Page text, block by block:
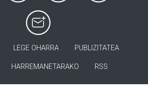
LEGE OHARRA PUBLIZITATEA
HARREMANETARAKO RSS